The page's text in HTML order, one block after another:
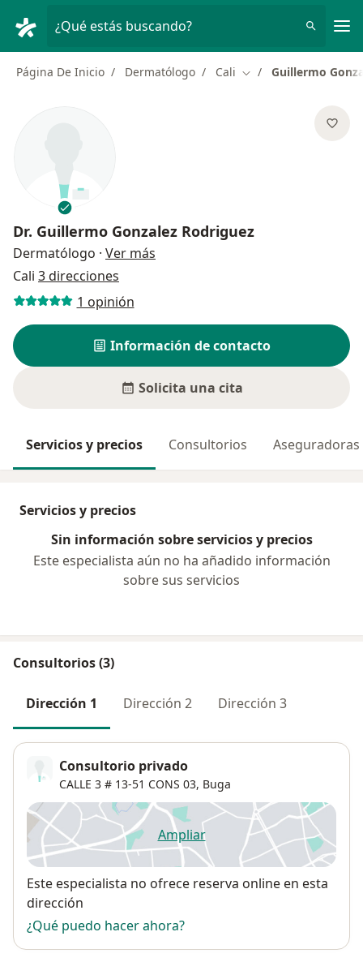
¿Qué estás buscando?
Página De Inicio Dermatólogo Cali Cambiar de ciudad
Guillermo
Dr. Guillermo Gonzalez Rodriguez
Dermatólogo · Ver más
Cali 3 direcciones
1 opinión
Información de contacto
Solicita una cita
Servicios y precios Consultorios Aseguradoras
Servicios y precios
Sin información sobre servicios y precios
Este especialista aún no ha añadido información
sobre sus servicios
Consultorios (3)
Dirección 1 Dirección 2 Dirección 3
Consultorio privado
CALLE 3 # 13‐51 CONS 03, Buga
Ampliarse abre en una nueva
Disponibilidad
Este especialista no ofrece reserva online en esta
dirección
¿Qué puedo hacer ahora?